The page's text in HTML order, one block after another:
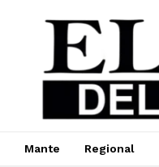
Mante Regional